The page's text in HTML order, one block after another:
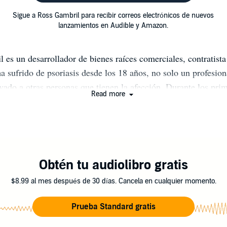
Sigue a Ross Gambril para recibir correos electrónicos de nuevos
lanzamientos en Audible y Amazon.
es un desarrollador de bienes raíces comerciales,
sufrido de psoriasis desde los 18 años, no solo un
a otras personas que tienen la afección. Durante los
una respuesta, una forma de encontrar finalmente un
transcurridos desde entonces, no le dijo mucho sobre eso a
vio la necesidad de hablar sobre su psoriasis. Sin embargo,
la aflicción durante los siguientes 30 años, ya
libre de cualquier signo externo de tenerla. Luego decidió
Read more
Obtén tu audiolibro gratis
$8.99 al mes después de 30 días. Cancela en cualquier momento.
Prueba Standard gratis